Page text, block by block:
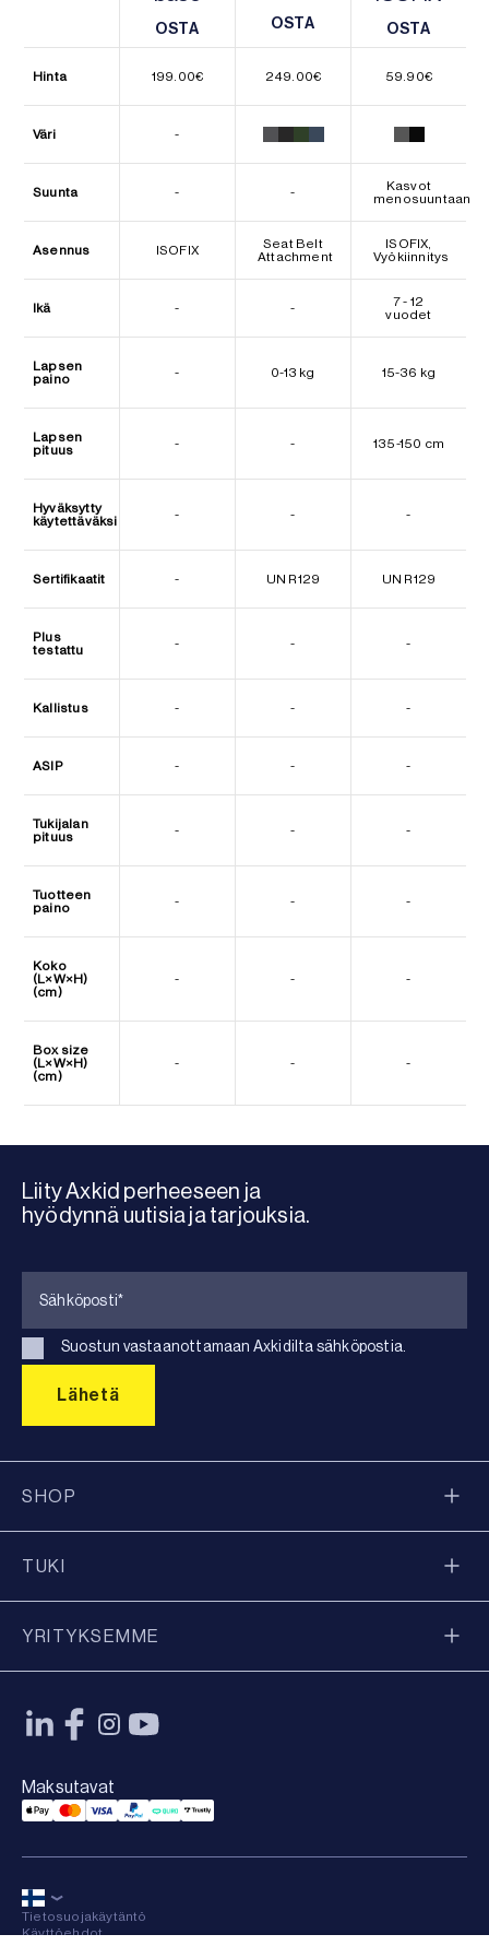
OSTA
OSTA
OSTA
OSTA
OSTA
Hinta 199.00€ 249.00€ 59.90€
Väri -
Suunta - -
Kasvot
menosuuntaan
Asennus ISOFIX
Seat Belt
Attachment
ISOFIX,
Vyökiinnitys
Ikä - -
7 - 12
vuodet
Lapsen
paino
- 0-13 kg 15-36 kg
Lapsen
pituus
- - 135-150 cm
Hyväksytty
käytettäväksi
- - -
Sertifikaatit - UN R129 UN R129
Plus
testattu
- - -
Kallistus - - -
ASIP - - -
Tukijalan
pituus
- - -
Tuotteen
paino
- - -
Koko
(L×W×H)
(cm)
- - -
Box size
(L×W×H)
(cm)
- - -
Liity Axkid perheeseen ja
hyödynnä uutisia ja tarjouksia.
Suostun vastaanottamaan Axkidilta sähköpostia.
SHOP
TUKI
YRITYKSEMME
Maksutavat
Applepay Payment
Mastercard Payment
Visa Payment
Paypal Payment
Qliro Payment
Trustly Payment
Tietosuojakäytäntö
Käyttöehdot